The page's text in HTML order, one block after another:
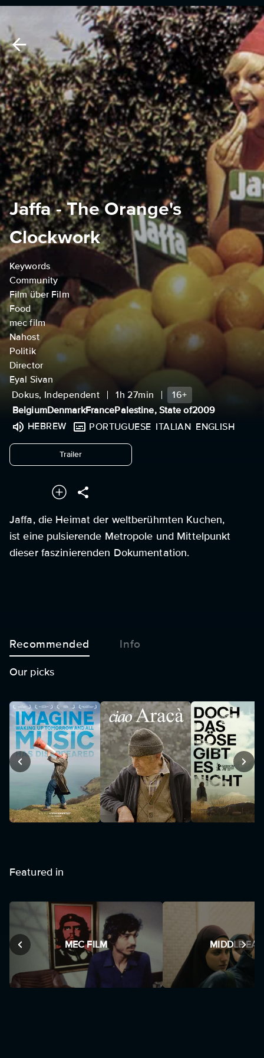
Jaffa - The Orange's
Clockwork
Keywords
Community
Film über Film
Food
mec film
Nahost
Politik
Director
Eyal Sivan
Dokus, Independent
1h 27min
16+
BelgiumDenmarkFrancePalestine, State of2009
HEBREW
PORTUGUESE ITALIAN ENGLISH
Trailerundefined
Jaffa, die Heimat der weltberühmten Kuchen,
ist eine pulsierende Metropole und Mittelpunkt
dieser faszinierenden Dokumentation.
Recommended Info
Our picks
Featured in
MEC FILM MIDDLE